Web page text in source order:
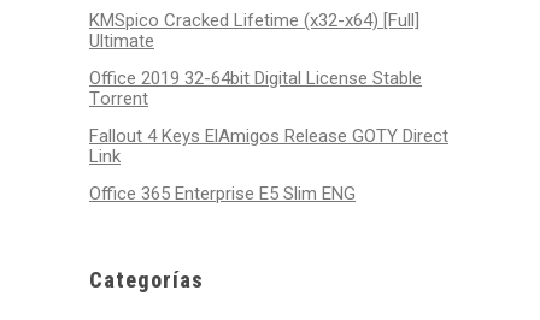
KMSpico Cracked Lifetime (x32-x64) [Full]
Ultimate
Office 2019 32-64bit Digital License Stable
Tоrrеnt
Fallout 4 Keys ElAmigos Release GOTY Direct
Link
Office 365 Enterprise E5 Slim ENG
Categorías